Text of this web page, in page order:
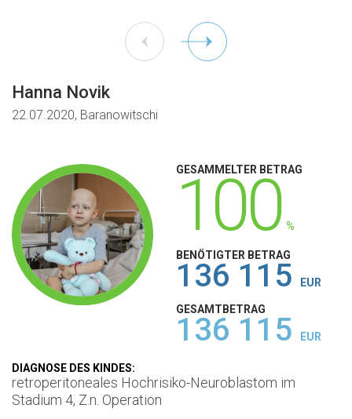
Hanna Novik
22.07.2020, Baranowitschi
GESAMMELTER BETRAG
100 %
BENÖTIGTER BETRAG
136 115 EUR
GESAMTBETRAG
136 115 EUR
DIAGNOSE DES KINDES:
retroperitoneales Hochrisiko-Neuroblastom im
Stadium 4, Z.n. Operation